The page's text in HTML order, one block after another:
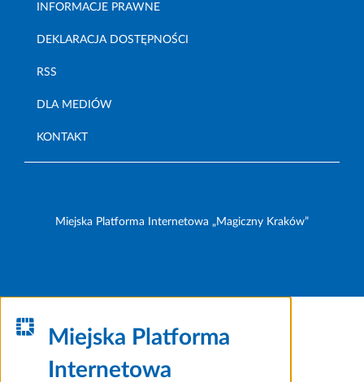
INFORMACJE PRAWNE
DEKLARACJA DOSTĘPNOŚCI
RSS
DLA MEDIÓW
KONTAKT
Miejska Platforma Internetowa „Magiczny Kraków”
Miejska Platforma
Internetowa